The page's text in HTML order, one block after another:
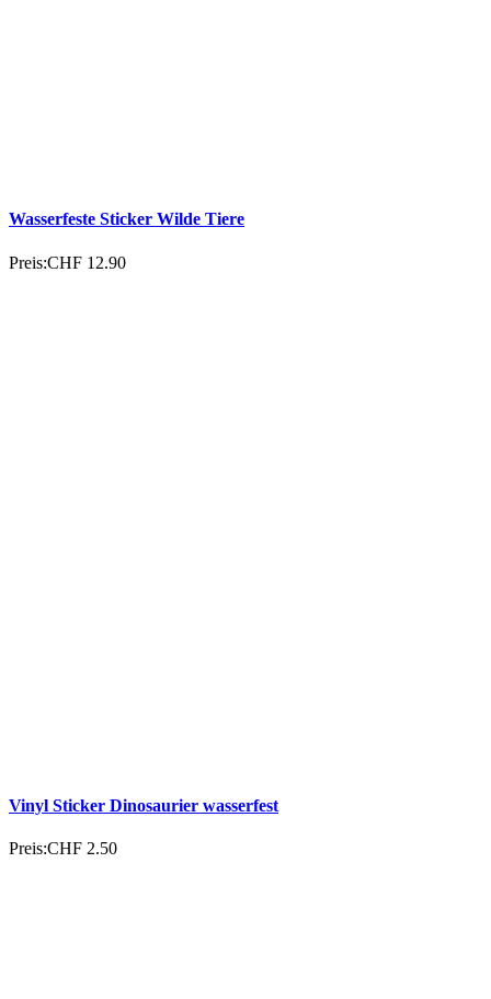
Wasserfeste Sticker Wilde Tiere
Preis:CHF 12.90
Vinyl Sticker Dinosaurier wasserfest
Preis:CHF 2.50